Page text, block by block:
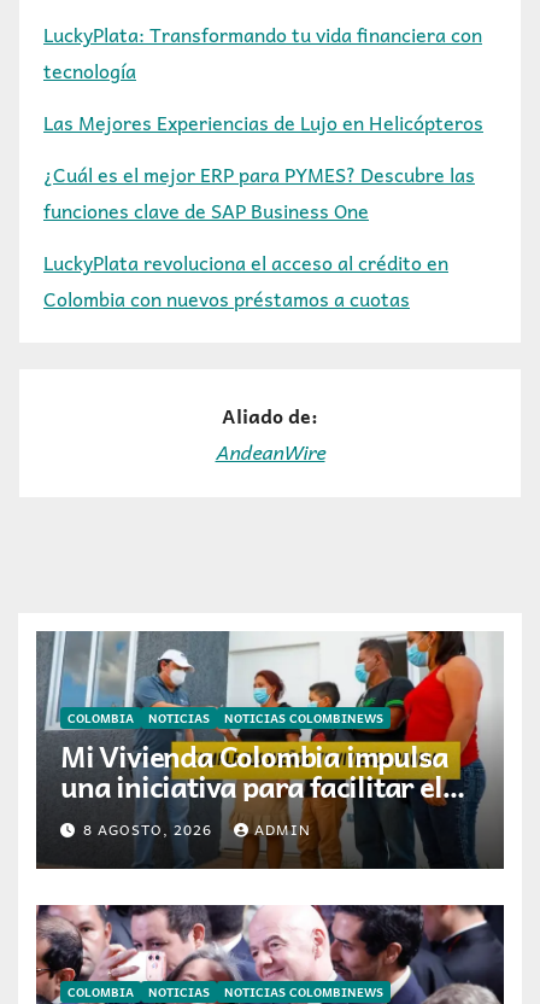
LuckyPlata: Transformando tu vida financiera con
tecnología
Las Mejores Experiencias de Lujo en Helicópteros
¿Cuál es el mejor ERP para PYMES? Descubre las
funciones clave de SAP Business One
LuckyPlata revoluciona el acceso al crédito en
Colombia con nuevos préstamos a cuotas
Aliado de:
AndeanWire
COLOMBIA NOTICIAS NOTICIAS COLOMBINEWS
Mi Vivienda Colombia impulsa
una iniciativa para facilitar el
acceso a la vivienda de familias
colombianas
8 AGOSTO, 2026 ADMIN
COLOMBIA NOTICIAS NOTICIAS COLOMBINEWS